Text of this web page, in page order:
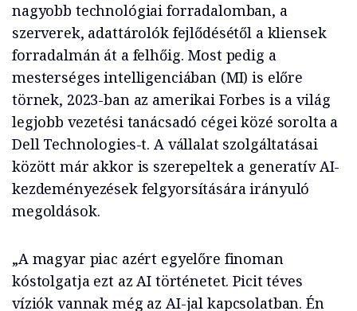
nagyobb technológiai forradalomban, a
szerverek, adattárolók fejlődésétől a kliensek
forradalmán át a felhőig. Most pedig a
mesterséges intelligenciában (MI) is előre
törnek, 2023-ban az amerikai Forbes is a világ
legjobb vezetési tanácsadó cégei közé sorolta a
Dell Technologies-t. A vállalat szolgáltatásai
között már akkor is szerepeltek a generatív AI-
kezdeményezések felgyorsítására irányuló
megoldások.
„A magyar piac azért egyelőre finoman
kóstolgatja ezt az AI történetet. Picit téves
víziók vannak még az AI-jal kapcsolatban. Én